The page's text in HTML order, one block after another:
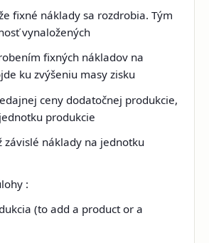
fixné náklady sa rozdrobia. Tým
vynaložených
fixných nákladov na
ku zvýšeniu masy zisku
ceny dodatočnej produkcie,
produkcie
závislé náklady na jednotku
:
(to add a product or a